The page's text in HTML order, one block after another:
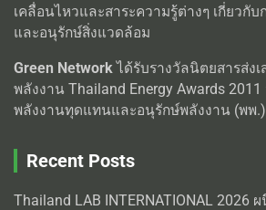
เคลื่อนไหวและสาระความรู้ต่างๆ เกี่ยวกั
และอนุรักษ์สิ่งแวดล้อม
Green Networkได้รับรางวัลนิตยสารส่ง
พลังงาน Thailand Energy Awards
พลังงานทุดแทนและอนุรักษ์พลังงาน (พพ.)
Recent Posts
Thailand LAB INTERNATIONAL 2026